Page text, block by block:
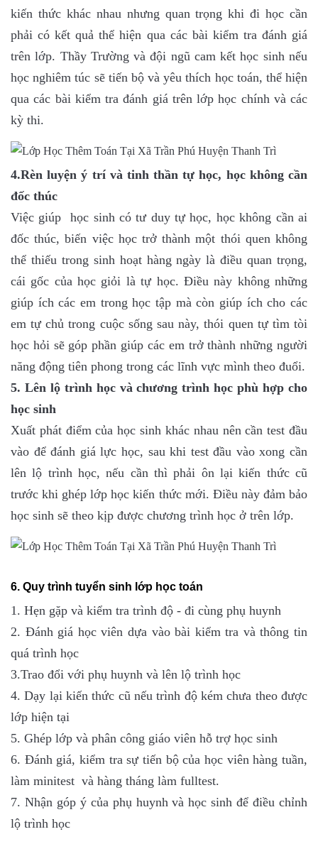
kiến thức khác nhau nhưng quan trọng khi đi học cần
phải có kết quả thể hiện qua các bài kiểm tra đánh giá
trên lớp. Thầy Trường và đội ngũ cam kết học sinh nếu
học nghiêm túc sẽ tiến bộ và yêu thích học toán, thể hiện
qua các bài kiểm tra đánh giá trên lớp học chính và các
kỳ thi.
4.Rèn luyện ý trí và tinh thần tự học, học không cần
đốc thúc
Việc giúp học sinh có tư duy tự học, học không cần ai
đốc thúc, biến việc học trở thành một thói quen không
thể thiếu trong sinh hoạt hàng ngày là điều quan trọng,
cái gốc của học giỏi là tự học. Điều này không những
giúp ích các em trong học tập mà còn giúp ích cho các
em tự chủ trong cuộc sống sau này, thói quen tự tìm tòi
học hỏi sẽ góp phần giúp các em trở thành những người
năng động tiên phong trong các lĩnh vực mình theo đuổi.
5. Lên lộ trình học và chương trình học phù hợp cho
học sinh
Xuất phát điểm của học sinh khác nhau nên cần test đầu
vào để đánh giá lực học, sau khi test đầu vào xong cần
lên lộ trình học, nếu cần thì phải ôn lại kiến thức cũ
trước khi ghép lớp học kiến thức mới. Điều này đảm bảo
học sinh sẽ theo kịp được chương trình học ở trên lớp.
6. Quy trình tuyển sinh lớp học toán
1. Hẹn gặp và kiểm tra trình độ - đi cùng phụ huynh
2. Đánh giá học viên dựa vào bài kiểm tra và thông tin
quá trình học
3.Trao đổi với phụ huynh và lên lộ trình học
4. Dạy lại kiến thức cũ nếu trình độ kém chưa theo được
lớp hiện tại
5. Ghép lớp và phân công giáo viên hỗ trợ học sinh
6. Đánh giá, kiểm tra sự tiến bộ của học viên hàng tuần,
làm minitest và hàng tháng làm fulltest.
7. Nhận góp ý của phụ huynh và học sinh để điều chỉnh
lộ trình học